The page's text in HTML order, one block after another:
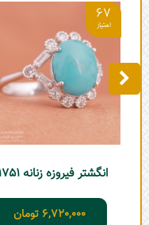
67
انگشتر فیروزه زنانه D1751
6,720,000 تومان